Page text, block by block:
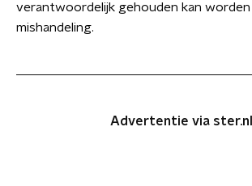
verantwoordelijk gehouden kan
mishandeling.
Advertentie via ster.nl